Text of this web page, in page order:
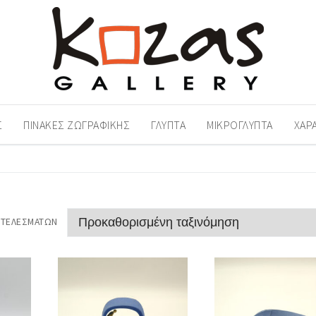
ΠΊΝΑΚΕΣ ΖΩΓΡΑΦΙΚΉΣ ΓΛΥΠΤΆ ΜΙΚΡΟΓΛΥΠΤΆ